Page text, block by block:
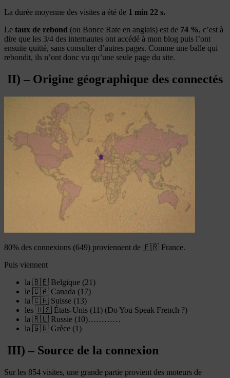
La durée moyenne des visites a été de 1 min 22 s.
Le taux de rebond (ou Bonce Rate en anglais) est de 74 %, c’est à
dire que les 3/4 des internautes ont accédé à mon blog puis l’ont
ensuite quitté, sans consulter d’autres pages. Comme une balle qui
rebondit, ils n’ont donc vu qu’une seule page du site.
II) – Origine géographique des connectés
80% des connexions (649) proviennent de 🇫🇷 France.
Puis viennent
la 🇧🇪 Belgique (21)
le 🇨🇦 Canada (17)
la 🇨🇭 Suisse (13)
les 🇺🇸 États-Unis (11) (Do You Speak French ?)
la 🇷🇺 Russie (10)…………
la 🇬🇷 Grèce (1)
III) – Source de la connexion
Sur les 854 visites, une grande partie provient des moteurs de